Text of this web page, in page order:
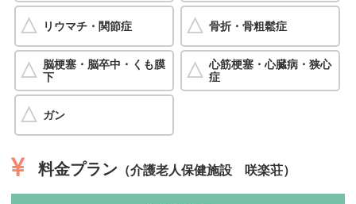
リウマチ・関節症 骨折・骨粗鬆症
脳梗塞・脳卒中・くも膜
下
心筋梗塞・心臓病・狭心
症
ガン
料金プラン （介護老人保健施設 咲楽荘）